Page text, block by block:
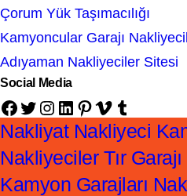
Çorum Yük Taşımacılığı
Kamyoncular Garajı
Adıyaman Nakliyeciler Sitesi
Social Media
Facebook Twitter Instagram LinkedIn Pinterest Vimeo Tumblr
Nakliyat Nakliyeci
Nakliyeciler Tır
Kamyon Garajları